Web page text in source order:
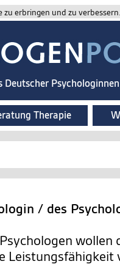
erbringen und zu
Deutscher
Therapie
/ des
wollen
Leistungsfähigkeit